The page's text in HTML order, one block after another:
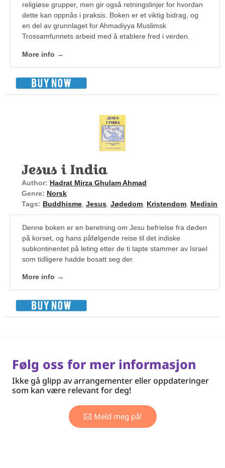
religiøse grupper, men gir også retningslinjer for hvordan
dette kan oppnås i praksis. Boken er et viktig bidrag, og
en del av grunnlaget for Ahmadiyya Muslimsk
Trossamfunnets arbeid med å etablere fred i verden.
More info →
Jesus i India
Author: Hadrat Mirza Ghulam Ahmad
Genre: Norsk
Tags: Buddhisme Jesus Jødedom Kristendom Medisin
Denne boken er en beretning om Jesu befrielse fra døden
på korset, og hans påfølgende reise til det indiske
subkontinentet på leting etter de ti tapte stammer av Israel
som tidligere hadde bosatt seg der.
More info →
Følg oss for mer informasjon
Ikke gå glipp av arrangementer eller oppdateringer
som kan være relevant for deg!
Meld meg på!